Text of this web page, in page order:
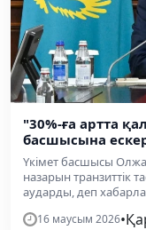
"30%-ға артта
басшысына
Үкімет басшысы
назарын транзиттік
аударды, деп
16 маусым 2026•